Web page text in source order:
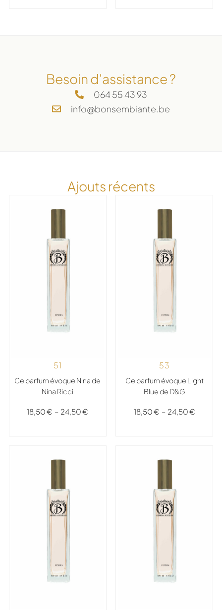
Besoin d'assistance ?
064 55 43 93
info@bonsembiante.be
Ajouts récents
51
Ce parfum évoque Nina de
Nina Ricci
18,50€ – 24,50€
53
Ce parfum évoque Light
Blue de D&G
18,50€ – 24,50€